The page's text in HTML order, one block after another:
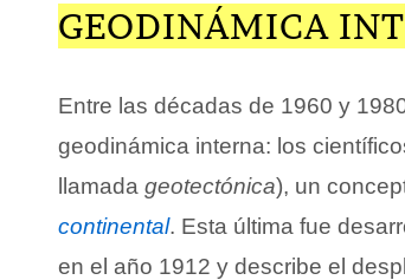
GEODINÁMICA
Entre las décadas de 1960 y
geodinámica interna: los
llamada geotectónica), un
continental. Esta última fue
en el año 1912 y describe el